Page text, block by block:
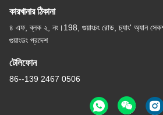
কারখানার ঠিকানা
৪ এফ, ব্লক ২, নং।198, গুয়াংচং রোড, চ্যাং' অ্যান
গুয়াংডং প্রদেশ
টেলিফোন
86--139 2467 0506